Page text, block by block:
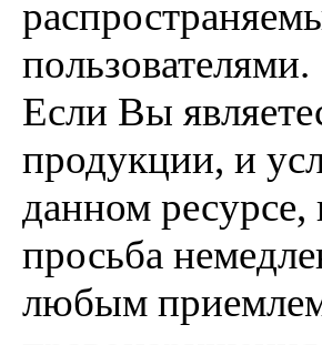
пользователями.
Если Вы
продукции, и
данном ресурсе,
просьба
любым